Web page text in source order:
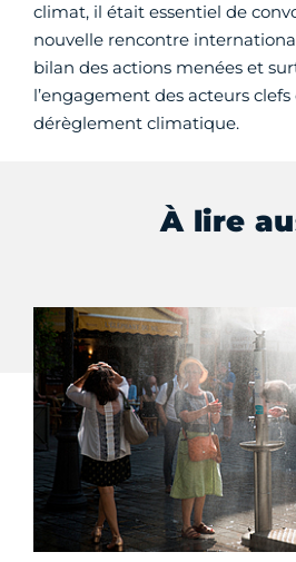
climat, il était essentiel de
nouvelle rencontre
bilan des actions menées et
l’engagement des acteurs
dérèglement climatique.
À lire